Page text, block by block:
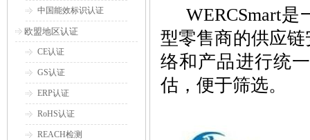
中国能效标识认证
欧盟地区认证
CE认证
GS认证
ERP认证
RoHS认证
REACH检测
WERCSmart是
型零售商的供应
络和产品进行统
估，便于筛选。